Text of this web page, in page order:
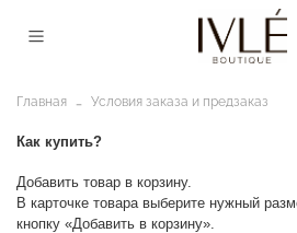
Главная Условия заказа и предзаказ
Как купить?
Добавить товар в корзину.
В карточке товара выберите нужный
кнопку «Добавить в корзину».